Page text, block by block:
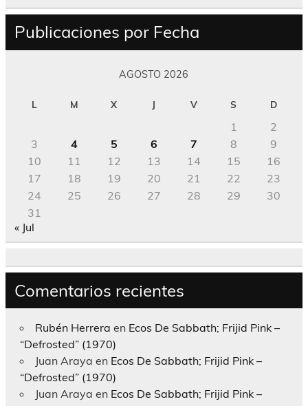
Publicaciones por Fecha
AGOSTO 2026
L M X J V S D
1
2
3
4 5 6 7 8
9
10
11 12 13 14 15
16
17
18 19 20 21 22
23
24
25 26 27 28 29
30
31
« Jul
Comentarios recientes
Rubén Herrera en Ecos De Sabbath; Frijid Pink –
“Defrosted” (1970)
Juan Araya en Ecos De Sabbath; Frijid Pink –
“Defrosted” (1970)
Juan Araya en Ecos De Sabbath; Frijid Pink –